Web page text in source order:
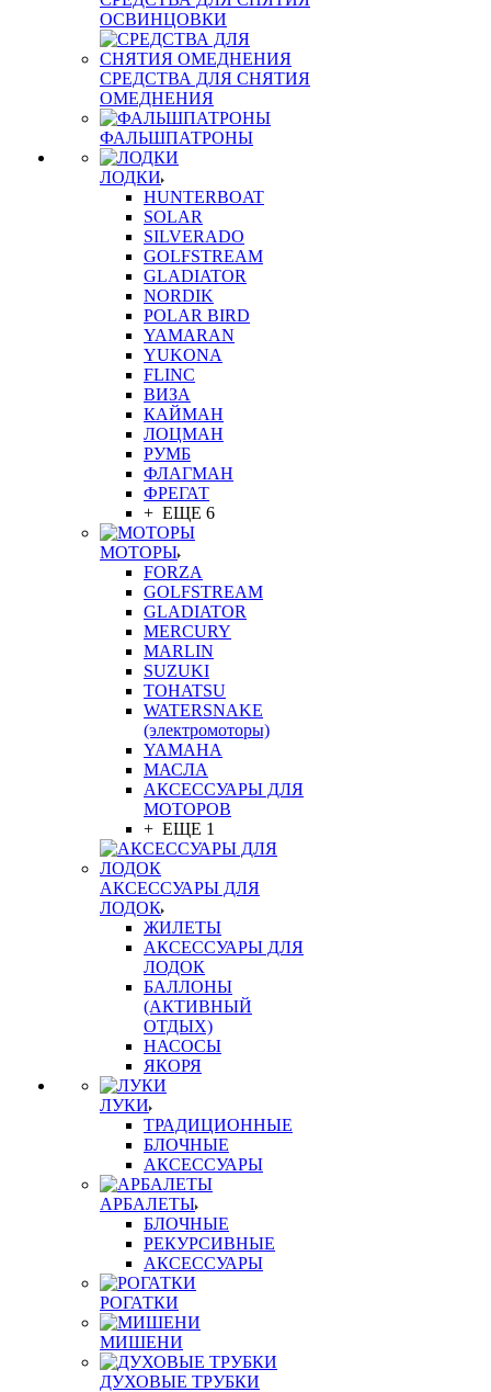
ОСВИНЦОВКИ
СРЕДСТВА ДЛЯ СНЯТИЯ
ОМЕДНЕНИЯ
ФАЛЬШПАТРОНЫ
ЛОДКИ
HUNTERBOAT
SOLAR
SILVERADO
GOLFSTREAM
GLADIATOR
NORDIK
POLAR BIRD
YAMARAN
YUKONA
FLINC
ВИЗА
КАЙМАН
ЛОЦМАН
РУМБ
ФЛАГМАН
ФРЕГАТ
+ ЕЩЕ 6
МОТОРЫ
FORZA
GOLFSTREAM
GLADIATOR
MERCURY
MARLIN
SUZUKI
TOHATSU
WATERSNAKE
(электромоторы)
YAMAHA
МАСЛА
АКСЕССУАРЫ ДЛЯ
МОТОРОВ
+ ЕЩЕ 1
АКСЕССУАРЫ ДЛЯ
ЛОДОК
ЖИЛЕТЫ
АКСЕССУАРЫ ДЛЯ
ЛОДОК
БАЛЛОНЫ
(АКТИВНЫЙ
ОТДЫХ)
НАСОСЫ
ЯКОРЯ
ЛУКИ
ТРАДИЦИОННЫЕ
БЛОЧНЫЕ
АКСЕССУАРЫ
АРБАЛЕТЫ
БЛОЧНЫЕ
РЕКУРСИВНЫЕ
АКСЕССУАРЫ
РОГАТКИ
МИШЕНИ
ДУХОВЫЕ ТРУБКИ